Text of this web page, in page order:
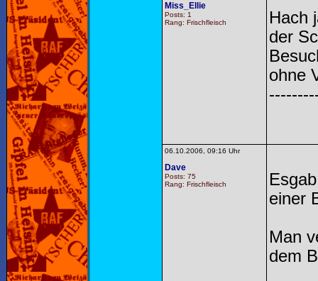
Miss_Ellie
Posts: 1
Rang: Frischfleisch
Hach
der
ohne
06.10.2006, 09:16 Uhr
Dave
Posts: 75
Rang: Frischfleisch
einer
Man
dem